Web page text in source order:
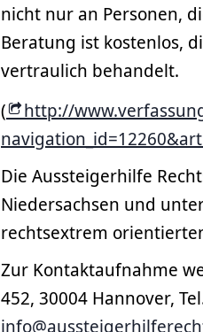
nicht nur an Personen,
Beratung ist kostenlos,
vertraulich behandelt.
(
http://
Die Aussteigerhilfe
Niedersachsen und
rechtsextrem
Zur Kontaktaufnahme
452, 30004 Hannover,